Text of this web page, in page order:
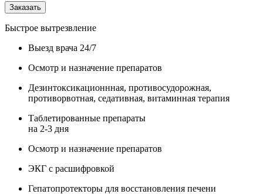
Заказать
Быстрое вытрезвление
Выезд врача 24/7
Осмотр и назначение препаратов
Дезинтоксикационнная, противосудорожная,
противорвотная, седативная, витаминная терапия
Таблетированные препараты
на 2-3 дня
Осмотр и назначение препаратов
ЭКГ с расшифровкой
Гепатопротекторы для восстановления печени